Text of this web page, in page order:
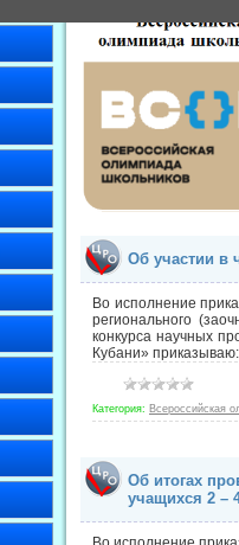
Об участии в
Во исполнение
регионального
конкурса научных
Кубани»
Категория: Всероссийская
Об итогах
учащихся 2 –